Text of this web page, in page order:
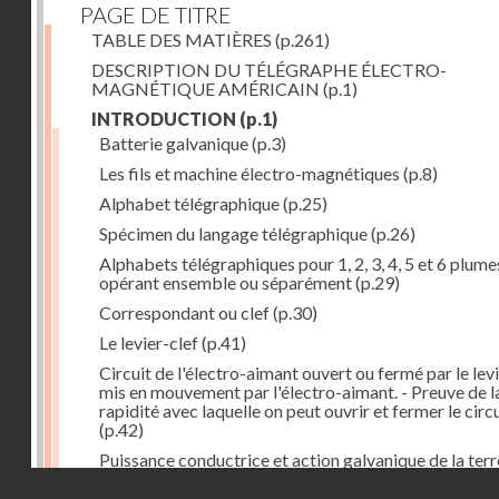
PAGE DE TITRE
TABLE DES MATIÈRES (p.261)
DESCRIPTION DU TÉLÉGRAPHE ÉLECTRO-
MAGNÉTIQUE AMÉRICAIN (p.1)
INTRODUCTION (p.1)
Batterie galvanique(p.3)
Les fils et machine électro-magnétiques (p.8)
Alphabet télégraphique(p.25)
Spécimen du langage télégraphique(p.26)
Alphabets télégraphiques pour 1, 2, 3, 4, 5 et 6
opérant ensemble ou séparément(p.29)
Correspondant ou clef(p.30)
Le levier-clef(p.41)
Circuit de l'électro-aimant ouvert ou fermé par le
mis en mouvement par l'électro-aimant. - Preuve de
rapidité avec laquelle on peut ouvrir et fermer le
(p.42)
Puissance conductrice et action galvanique de la